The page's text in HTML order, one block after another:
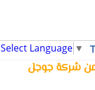
Select Language ▼
من شركة جوجل